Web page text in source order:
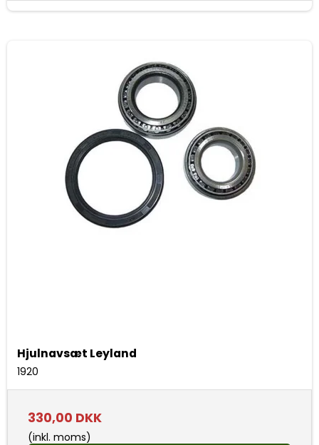
Hjulnavsæt Leyland
1920
330,00 DKK
(inkl. moms)